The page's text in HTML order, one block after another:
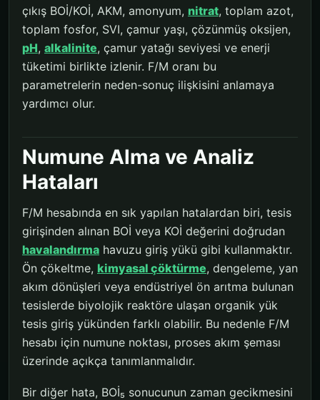
çıkış BOİ/KOİ, AKM, amonyum, nitrat, toplam azot,
toplam fosfor, SVI, çamur yaşı, çözünmüş oksijen,
pH, alkalinite, çamur yatağı seviyesi ve enerji
tüketimi birlikte izlenir. F/M oranı bu
parametrelerin neden-sonuç ilişkisini anlamaya
yardımcı olur.
Numune Alma ve Analiz
Hataları
F/M hesabında en sık yapılan hatalardan biri, tesis
girişinden alınan BOİ veya KOİ değerini doğrudan
havalandırma havuzu giriş yükü gibi kullanmaktır.
Ön çökeltme, kimyasal çöktürme, dengeleme, yan
akım dönüşleri veya endüstriyel ön arıtma bulunan
tesislerde biyolojik reaktöre ulaşan organik yük
tesis giriş yükünden farklı olabilir. Bu nedenle F/M
hesabı için numune noktası, proses akım şeması
üzerinde açıkça tanımlanmalıdır.
Bir diğer hata, BOİ₅ sonucunun zaman gecikmesini